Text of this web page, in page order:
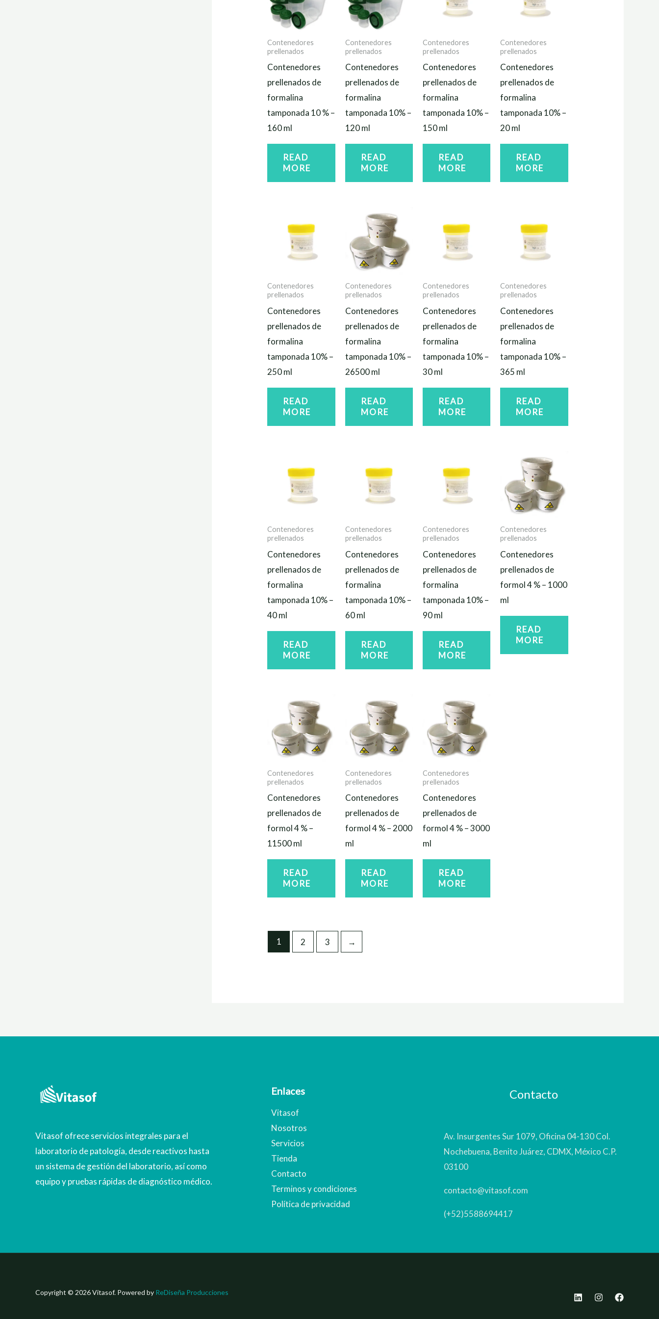
Contenedores
prellenados
Contenedores
prellenados de
formalina
tamponada 10 % –
160 ml
READ
MORE
Contenedores
prellenados
Contenedores
prellenados de
formalina
tamponada 10% –
120 ml
READ
MORE
Contenedores
prellenados
Contenedores
prellenados de
formalina
tamponada 10% –
150 ml
READ
MORE
Contenedores
prellenados
Contenedores
prellenados de
formalina
tamponada 10% –
20 ml
READ
MORE
Contenedores
prellenados
Contenedores
prellenados de
formalina
tamponada 10% –
250 ml
READ
MORE
Contenedores
prellenados
Contenedores
prellenados de
formalina
tamponada 10% –
26500 ml
READ
MORE
Contenedores
prellenados
Contenedores
prellenados de
formalina
tamponada 10% –
30 ml
READ
MORE
Contenedores
prellenados
Contenedores
prellenados de
formalina
tamponada 10% –
365 ml
READ
MORE
Contenedores
prellenados
Contenedores
prellenados de
formalina
tamponada 10% –
40 ml
READ
MORE
Contenedores
prellenados
Contenedores
prellenados de
formalina
tamponada 10% –
60 ml
READ
MORE
Contenedores
prellenados
Contenedores
prellenados de
formalina
tamponada 10% –
90 ml
READ
MORE
Contenedores
prellenados
Contenedores
prellenados de
formol 4 % – 1000
ml
READ
MORE
Contenedores
prellenados
Contenedores
prellenados de
formol 4 % –
11500 ml
READ
MORE
Contenedores
prellenados
Contenedores
prellenados de
formol 4 % – 2000
ml
READ
MORE
Contenedores
prellenados
Contenedores
prellenados de
formol 4 % – 3000
ml
READ
MORE
1 2 3 →
Vitasof ofrece servicios integrales para el
laboratorio de patología, desde reactivos hasta
un sistema de gestión del laboratorio, así como
equipo y pruebas rápidas de diagnóstico médico.
Enlaces
Vitasof
Nosotros
Servicios
Tienda
Contacto
Terminos y condiciones
Política de privacidad
Contacto
Av. Insurgentes Sur 1079, Oficina 04-130 Col.
Nochebuena, Benito Juárez, CDMX, México C.P.
03100
contacto@vitasof.com
(+52)5588694417
Copyright © 2026 Vitasof. Powered by ReDiseña Producciones